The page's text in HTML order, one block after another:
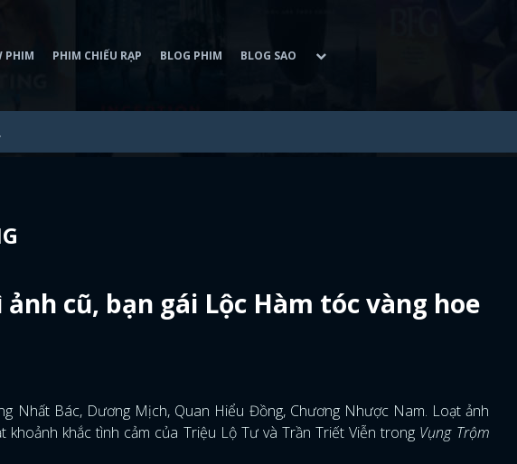
PHIM PHIM CHIẾU RẠP BLOG PHIM BLOG SAO
cũ, bạn gái Lộc Hàm tóc vàng hoe
Nhất Bác, Dương Mịch, Quan Hiểu Đồng, Chương Nhược Nam. Loạt ảnh
khắc tình cảm của Triệu Lộ Tư và Trần Triết Viễn trong Vụng Trộm